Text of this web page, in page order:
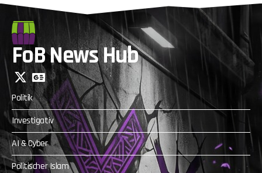
FoB News Hub
Politik
Investigativ
AI & Cyber
Politischer Islam